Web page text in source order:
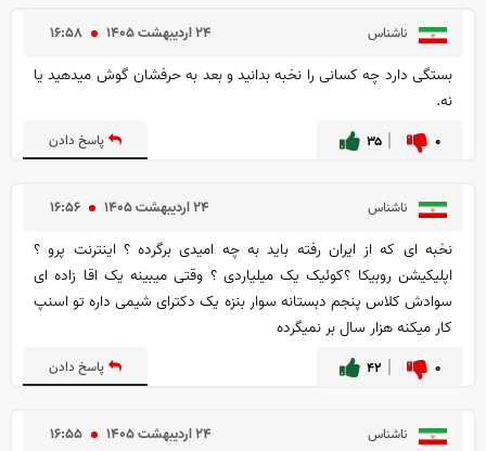
ناشناس ۱۶:۵۸ ۲۴ ارديبهشت ۱۴۰۵
بستگی دارد چه کسانی را نخبه بدانید و بعد به حرفشان گوش میدهید یا
نه.
۰ ۳۵ پاسخ دادن
ناشناس ۱۶:۵۶ ۲۴ ارديبهشت ۱۴۰۵
نخبه ای که از ایران رفته باید به چه امیدی برگرده ؟ اینترنت پرو ؟
اپلیکیشن روبیکا ؟کوئیک یک میلیاردی ؟ وقتی میبینه یک اقا زاده ای
سوادش کلاس پنجم دبستانه سوار بنزه یک دکترای شیمی داره تو اسنپ
کار میکنه هزار سال بر نمیگرده
۰ ۴۲ پاسخ دادن
ناشناس ۱۶:۵۵ ۲۴ ارديبهشت ۱۴۰۵